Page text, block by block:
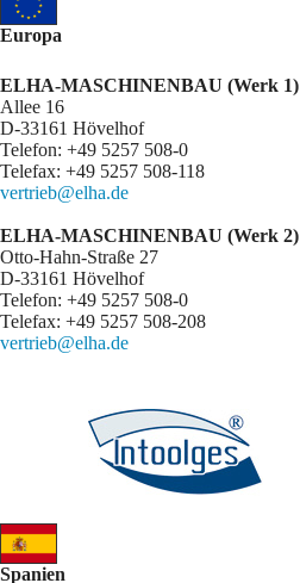
Europa
ELHA-MASCHINENBAU (Werk 1)
Allee 16
D-33161 Hövelhof
Telefon: +49 5257 508-0
Telefax: +49 5257 508-118
vertrieb@elha.de
ELHA-MASCHINENBAU (Werk 2)
Otto-Hahn-Straße 27
D-33161 Hövelhof
Telefon: +49 5257 508-0
Telefax: +49 5257 508-208
vertrieb@elha.de
Spanien